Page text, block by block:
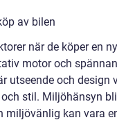
av bilen
när de köper en
motor och
utseende och design
stil. Miljöhänsyn
miljövänlig kan vara